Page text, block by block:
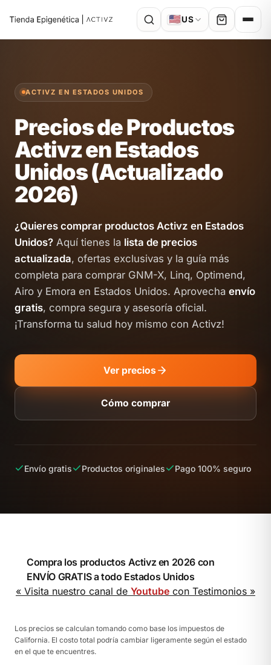
🇺🇸US
ACTIVZ EN ESTADOS UNIDOS
Precios de Productos
Activz en Estados
Unidos (Actualizado
2026)
¿Quieres comprar productos Activz en Estados
Unidos? Aquí tienes la lista de precios
actualizada, ofertas exclusivas y la guía más
completa para comprar GNM-X, Linq, Optimend,
Airo y Emora en Estados Unidos. Aprovecha envío
gratis, compra segura y asesoría oficial.
¡Transforma tu salud hoy mismo con Activz!
Ver precios
Cómo comprar
Envío gratis Productos originales Pago 100% seguro
Compra los productos Activz en 2026 con
ENVÍO GRATIS a todo Estados Unidos
« Visita nuestro canal de Youtube con Testimonios »
Los precios se calculan tomando como base los impuestos de
California. El costo total podría cambiar ligeramente según el estado
en el que te encuentres.